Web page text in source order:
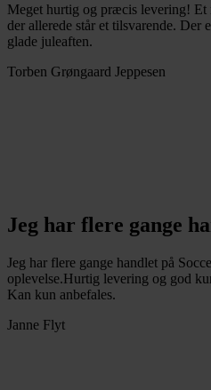
Meget hurtig og præcis levering!
der allerede står et tilsvarende. Der
glade juleaften.
Torben Grøngaard Jeppesen
Jeg har flere gange
Jeg har flere gange handlet på
oplevelse.Hurtig levering og god
Kan kun anbefales.
Janne Flyt